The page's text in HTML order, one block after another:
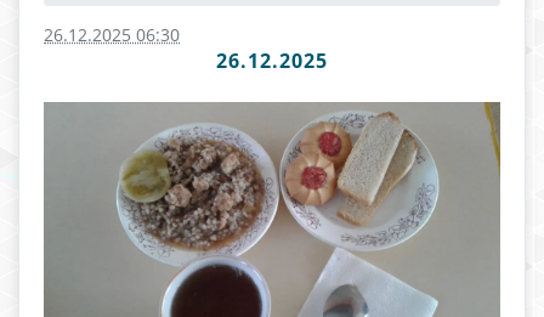
26.12.2025 06:30
26.12.2025